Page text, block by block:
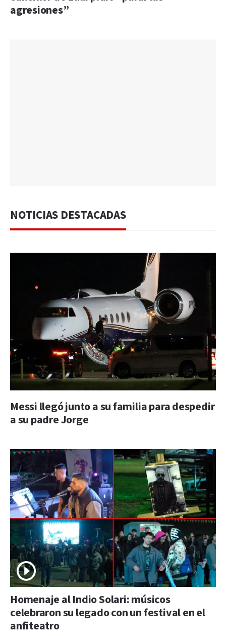
agresiones”
NOTICIAS DESTACADAS
Messi llegó junto a su familia para despedir
a su padre Jorge
Homenaje al Indio Solari: músicos
celebraron su legado con un festival en el
anfiteatro